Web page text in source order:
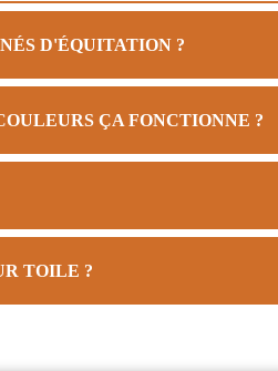
D'ÉQUITATION ?
ÇA FONCTIONNE ?
TOILE ?